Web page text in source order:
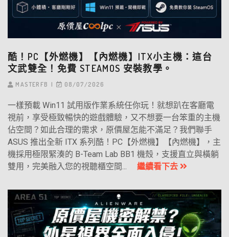
酷！PC【外燃機】【內燃機】ITX小主機：這台
文武雙全！免費 STEAMOS 安裝教學。
MASTERFB 08/07/2026
一樣預載 Win11 試用版作業系統任你玩！就想趴在客廳電
視前，享受極致暢快的遊戲體驗，又不想要一台笨重的主機
佔空間？如此合理的需求，原價屋怎能不滿足？我們聯手
ASUS 推出全新 ITX 系列酷！PC【外燃機】【內燃機】，主
機採用極限緊湊的 B-Team Lab BB1 機殼，支援直立與橫躺
雙用，完美融入您的視聽櫃空間... 繼續看下去